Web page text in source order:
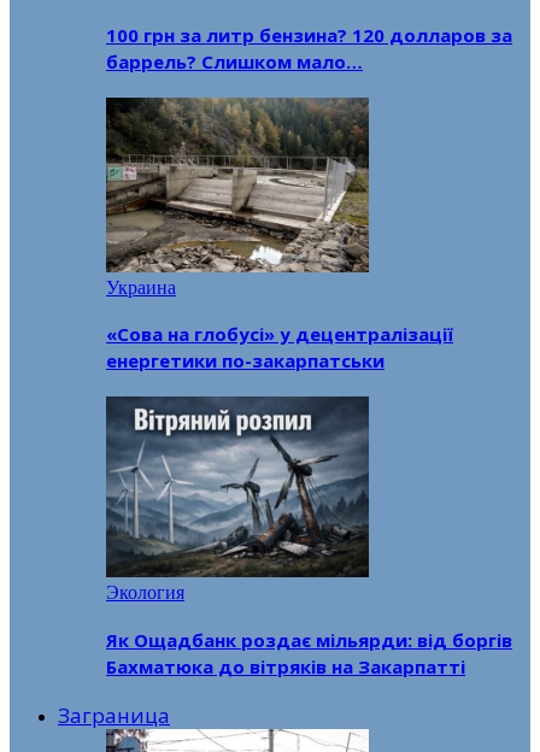
100 грн за литр бензина? 120 долларов за
баррель? Слишком мало…
Украина
«Сова на глобусі» у децентралізації
енергетики по-закарпатськи
Экология
Як Ощадбанк роздає мільярди: від боргів
Бахматюка до вітряків на Закарпатті
Заграница